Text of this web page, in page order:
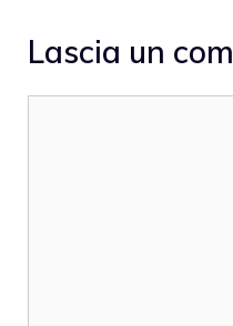
Lascia un